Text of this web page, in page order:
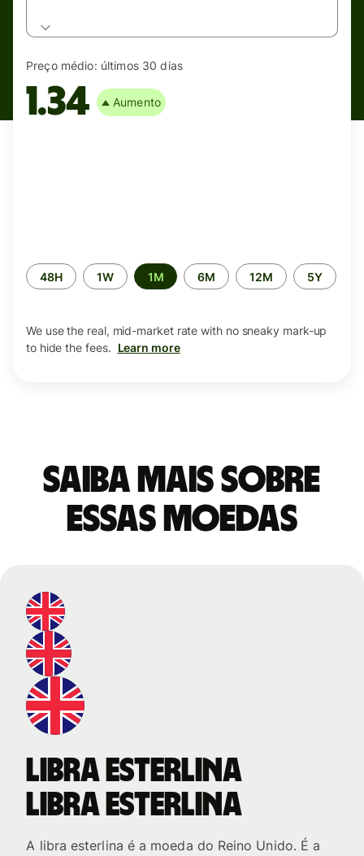
Preço médio: últimos 30 dias
1.34 Aumento
Time
period
48H 1W 1M 6M 12M 5Y
We use the real, mid-market rate with no sneaky mark-up
to hide the fees. Learn more
Saiba mais sobre
essas moedas
Libra esterlina
Libra esterlina
A libra esterlina é a moeda do Reino Unido. É a